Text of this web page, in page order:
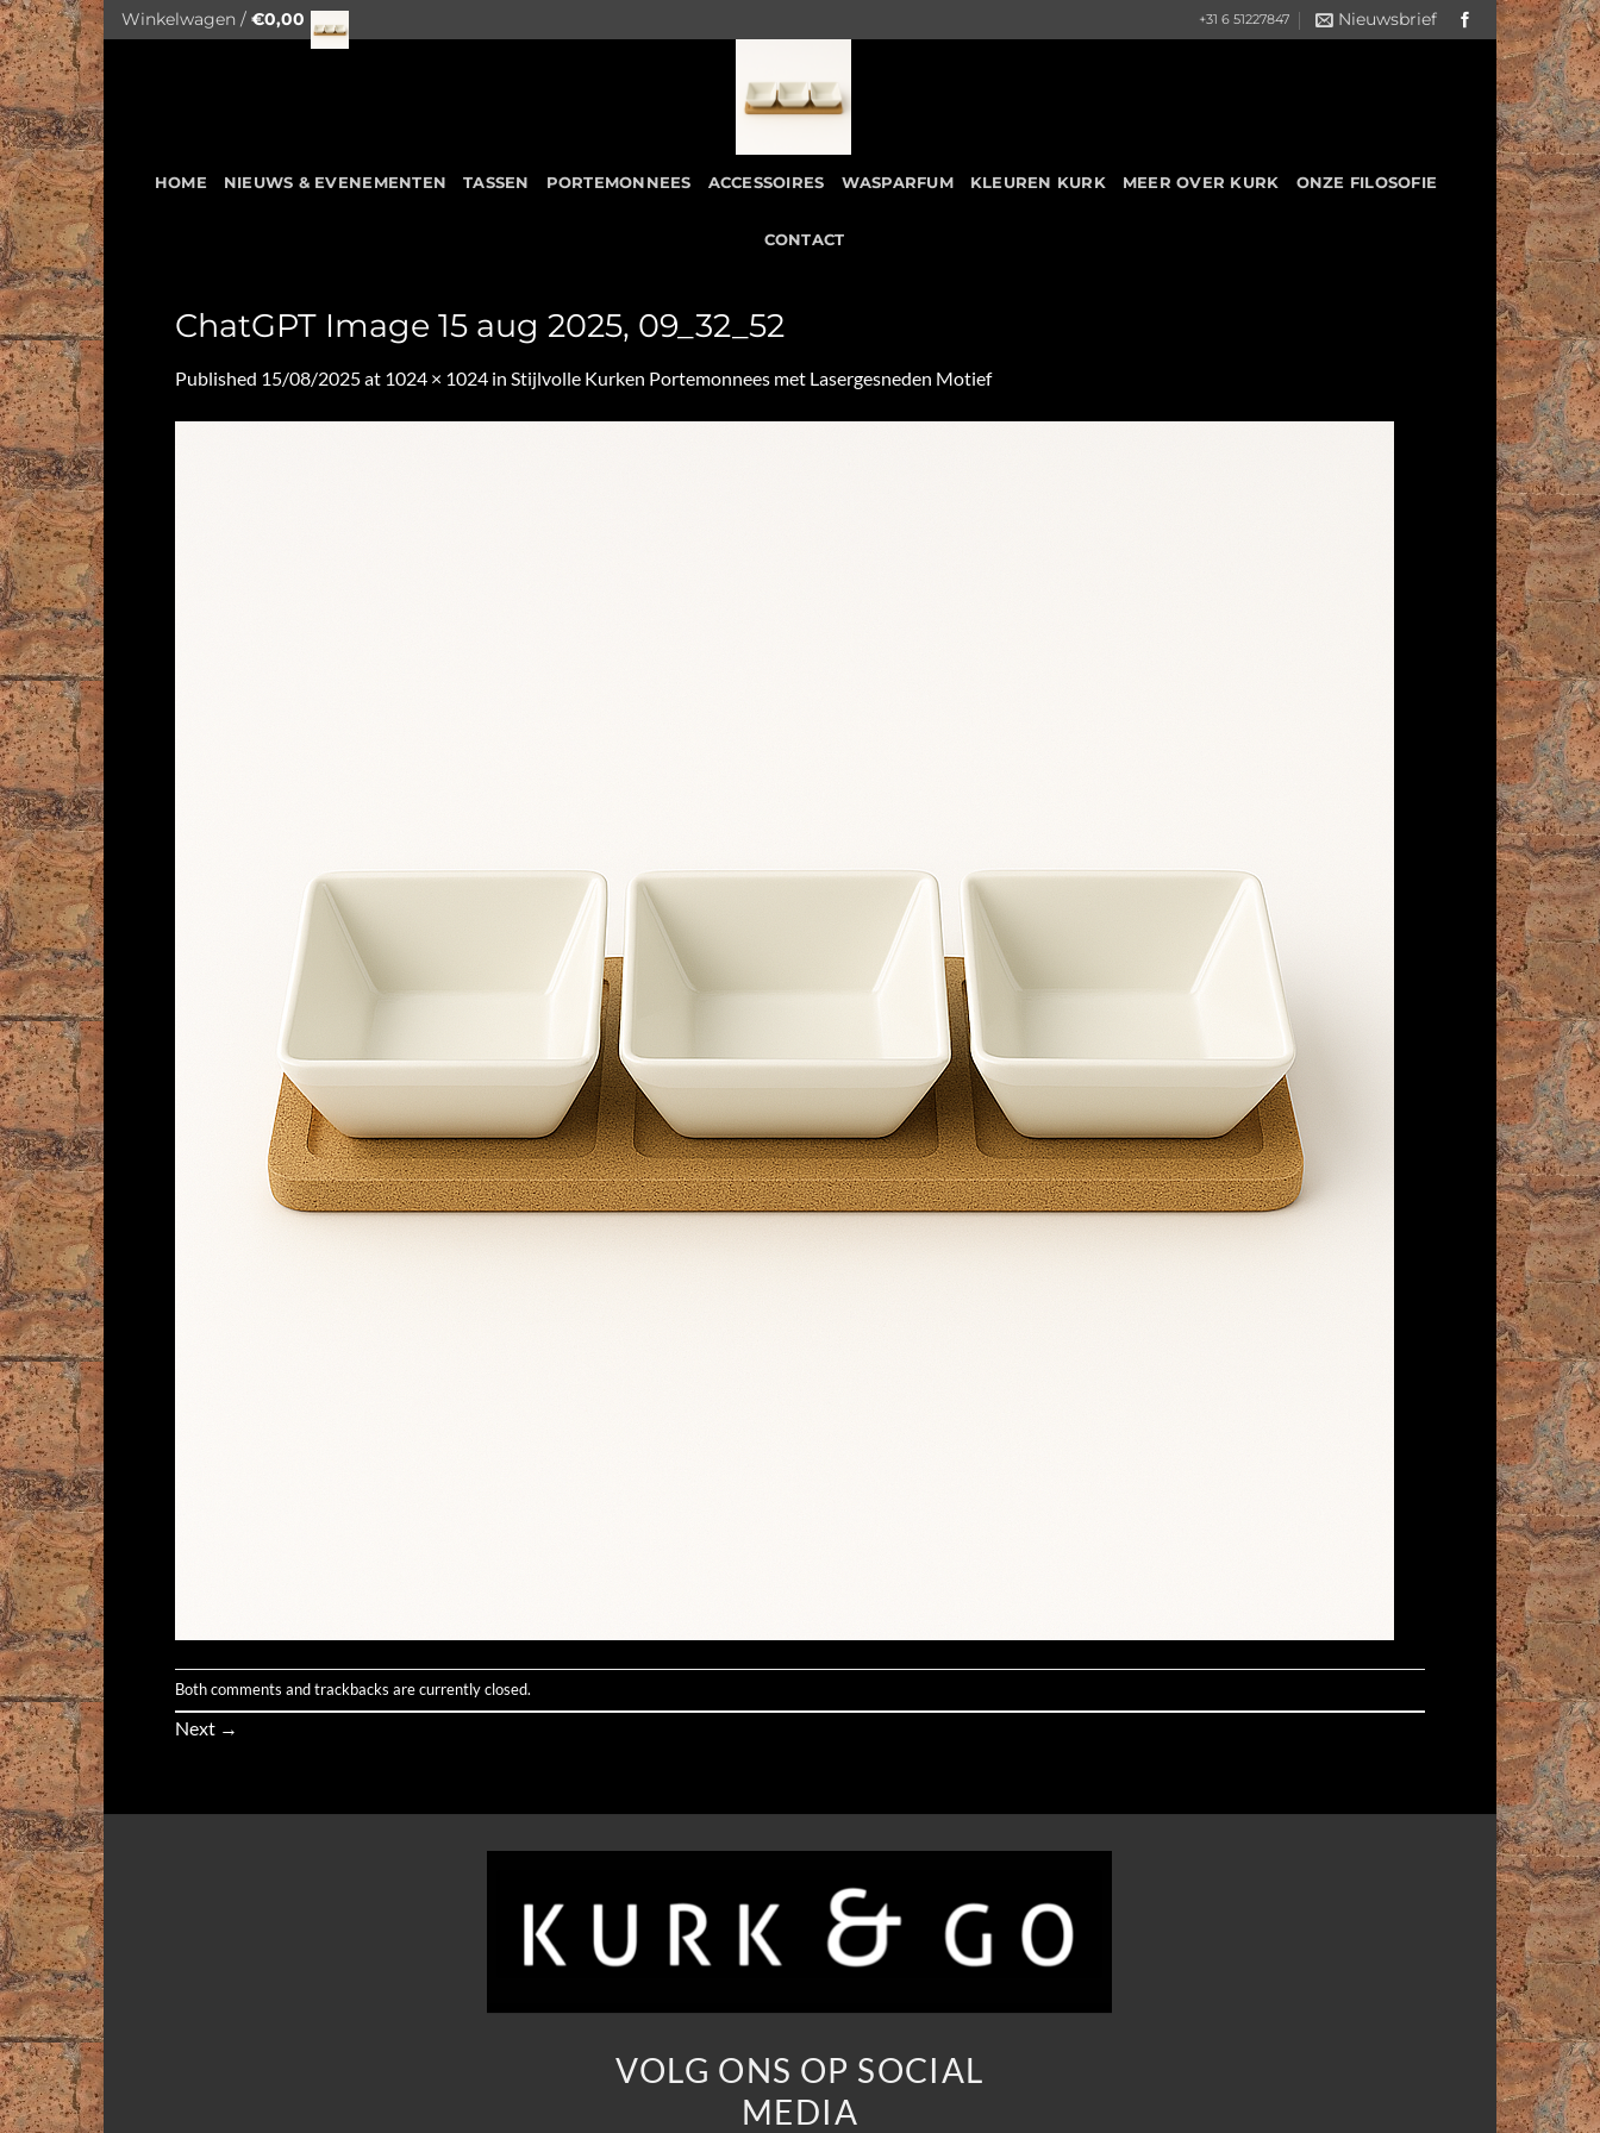
Skip
to
content
Winkelwagen / €0,00 +31 6 51227847 Nieuwsbrief
HOME NIEUWS & EVENEMENTEN TASSEN PORTEMONNEES ACCESSOIRES WASPARFUM KLEUREN KURK MEER OVER KURK ONZE FILOSOFIE
CONTACT
ChatGPT Image 15 aug 2025, 09_32_52
Published 15/08/2025at 1024 × 1024 in Stijlvolle Kurken Portemonnees met Lasergesneden Motief
Both comments and trackbacks are currently closed.
Next →
VOLG ONS OP SOCIAL
MEDIA